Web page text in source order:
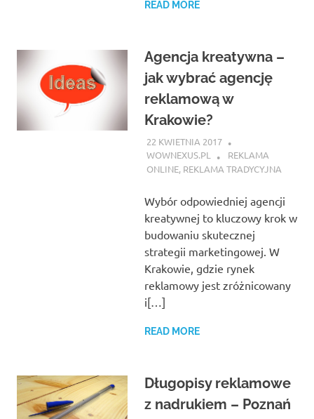
READ MORE
Agencja kreatywna –
jak wybrać agencję
reklamową w
Krakowie?
22 KWIETNIA 2017
WOWNEXUS.PL
REKLAMA
ONLINE, REKLAMA TRADYCYJNA
Wybór odpowiedniej agencji
kreatywnej to kluczowy krok w
budowaniu skutecznej
strategii marketingowej. W
Krakowie, gdzie rynek
reklamowy jest zróżnicowany
i[…]
READ MORE
Długopisy reklamowe
z nadrukiem – Poznań